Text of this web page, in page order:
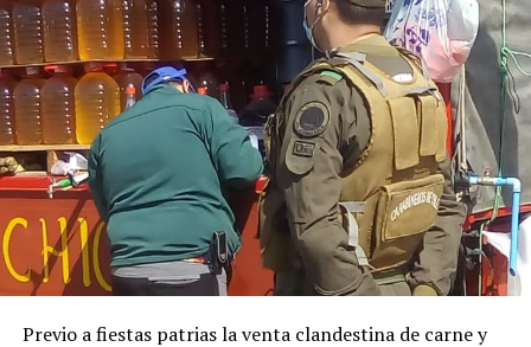
Previo a fiestas patrias la venta clandestina de carne y